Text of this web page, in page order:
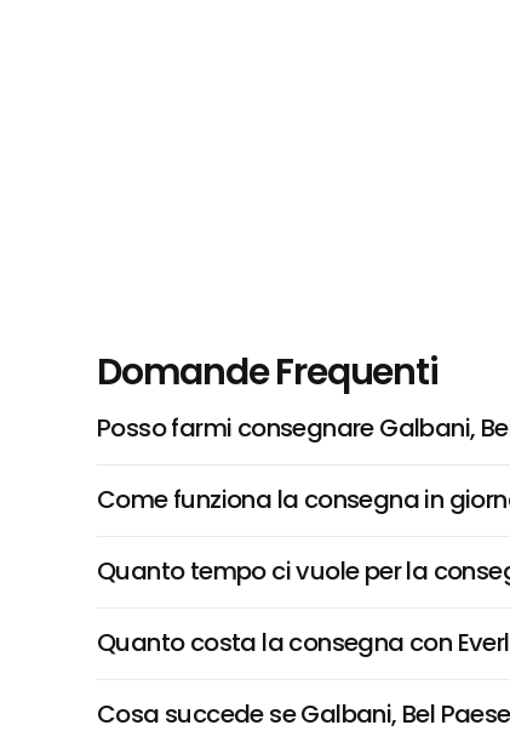
Domande Frequenti
Posso farmi consegnare Galbani,
Come funziona la consegna in
Quanto tempo ci vuole per la
Quanto costa la consegna con
Cosa succede se Galbani, Bel